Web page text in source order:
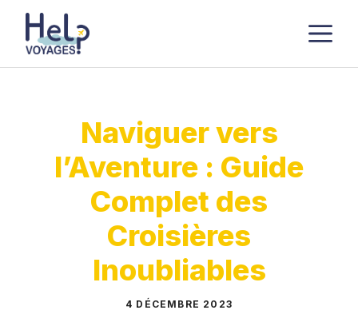
Aller
contenu
Naviguer vers
l’Aventure : Guide
Complet des
Croisières
Inoubliables
4 DÉCEMBRE 2023